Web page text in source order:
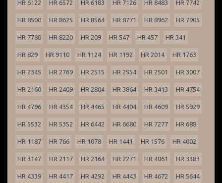
HR 6122 HR 6572 HR 6183 HR 7126 HR 8483 HR 7742
HR 8500 HR 8625 HR 8564 HR 8771 HR 8962 HR 7905
HR 7780 HR 8220 HR 209 HR 547 HR 457 HR 341
HR 829 HR 9110 HR 1124 HR 1192 HR 2014 HR 1763
HR 2345 HR 2769 HR 2515 HR 2954 HR 2501 HR 3007
HR 2160 HR 2409 HR 2804 HR 3864 HR 3413 HR 4754
HR 4796 HR 4354 HR 4465 HR 4404 HR 4609 HR 5929
HR 5532 HR 5352 HR 6442 HR 6680 HR 7277 HR 688
HR 1187 HR 766 HR 1078 HR 1441 HR 1576 HR 4002
HR 3147 HR 2117 HR 2164 HR 2271 HR 4061 HR 3383
HR 4339 HR 4417 HR 4292 HR 4443 HR 4672 HR 5644